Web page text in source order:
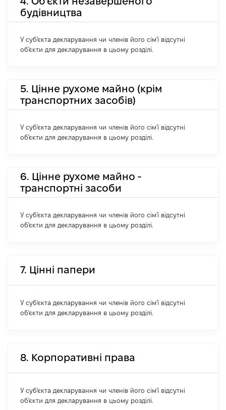
будівництва
У суб'єкта декларування чи членів його сім'ї відсутні
об'єкти для декларування в цьому розділі.
5. Цінне рухоме майно (крім
транспортних засобів)
У суб'єкта декларування чи членів його сім'ї відсутні
об'єкти для декларування в цьому розділі.
6. Цінне рухоме майно -
транспортні засоби
У суб'єкта декларування чи членів його сім'ї відсутні
об'єкти для декларування в цьому розділі.
7. Цінні папери
У суб'єкта декларування чи членів його сім'ї відсутні
об'єкти для декларування в цьому розділі.
8. Корпоративні права
У суб'єкта декларування чи членів його сім'ї відсутні
об'єкти для декларування в цьому розділі.